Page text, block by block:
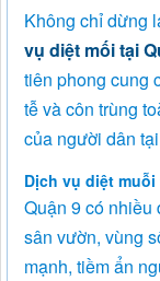
Không chỉ dừng
vụ diệt mối tại
tiên phong cung
tễ và côn trùng
của người dân
Dịch vụ diệt
Quận 9 có nhiều
sân vườn, vùng
mạnh, tiềm ẩn